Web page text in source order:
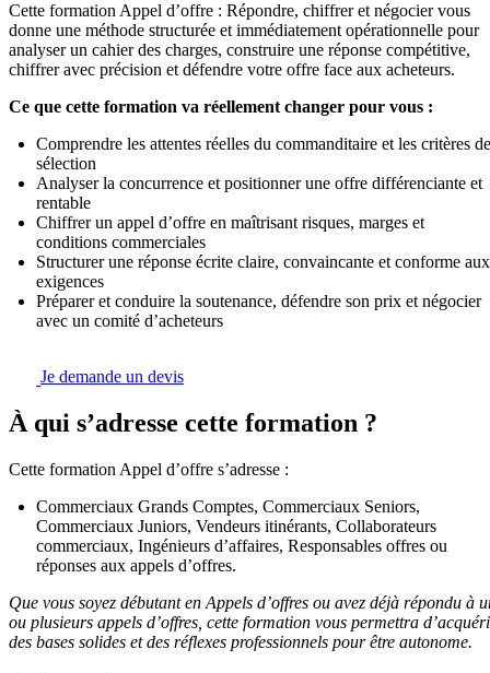
Cette formation Appel d’offre : Répondre, chiffrer et négocier vous
donne une méthode structurée et immédiatement opérationnelle pour
analyser un cahier des charges, construire une réponse compétitive,
chiffrer avec précision et défendre votre offre face aux acheteurs.
Ce que cette formation va réellement changer pour vous :
Comprendre les attentes réelles du commanditaire et les critères de
sélection
Analyser la concurrence et positionner une offre différenciante et
rentable
Chiffrer un appel d’offre en maîtrisant risques, marges et
conditions commerciales
Structurer une réponse écrite claire, convaincante et conforme aux
exigences
Préparer et conduire la soutenance, défendre son prix et négocier
avec un comité d’acheteurs
Je demande un devis
À qui s’adresse cette formation ?
Cette formation Appel d’offre s’adresse :
Commerciaux Grands Comptes, Commerciaux Seniors,
Commerciaux Juniors, Vendeurs itinérants, Collaborateurs
commerciaux, Ingénieurs d’affaires, Responsables offres ou
réponses aux appels d’offres.
Que vous soyez débutant en Appels d’offres ou avez déjà répondu à
ou plusieurs appels d’offres, cette formation vous permettra
des bases solides et des réflexes professionnels pour être autonome.